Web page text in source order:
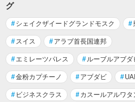
グ
# シェイクザイードグランドモスク #
# スイス # アラブ首長国連邦
# エミレーツパレス # ルーブルアブダ
#金粉カプチーノ # アブダビ #
# ビジネスクラス # カスールアルワタ